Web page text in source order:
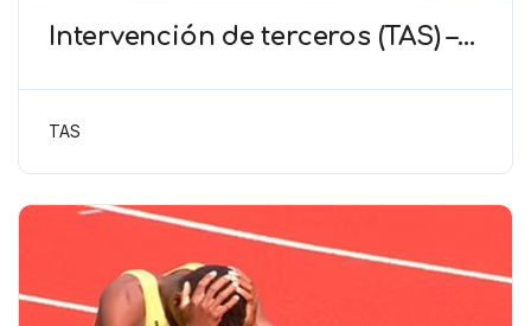
Intervención de terceros (TAS) –
un tercero como amicus curiae
TAS